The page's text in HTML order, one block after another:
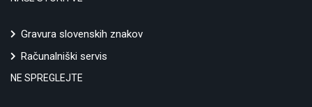
Gravura slovenskih znakov
Računalniški servis
NE SPREGLEJTE